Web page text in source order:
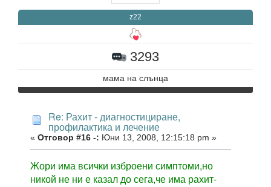
z22
3293
мама на слънцa
Re: Рахит - диагностициране,
профилактика и лечение
« Отговор #16 -: Юни 13, 2008, 12:15:18 pm »
Жори има всички изброени симптоми,но
никой не ни е казал до сега,че има рахит-